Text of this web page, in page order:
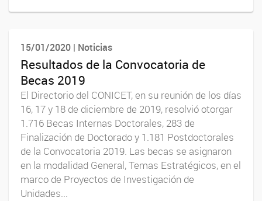
15/01/2020 | Noticias
Resultados de la Convocatoria de
Becas 2019
El Directorio del CONICET, en su reunión de los días
16, 17 y 18 de diciembre de 2019, resolvió otorgar
1.716 Becas Internas Doctorales, 283 de
Finalización de Doctorado y 1.181 Postdoctorales
de la Convocatoria 2019. Las becas se asignaron
en la modalidad General, Temas Estratégicos, en el
marco de Proyectos de Investigación de
Unidades...